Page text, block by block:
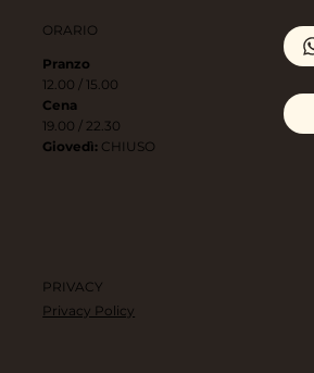
ORARIO
Pranzo
12.00 / 15.00
Cena
19.00 / 22.30
Giovedì: CHIUSO
PRIVACY
Privacy Policy